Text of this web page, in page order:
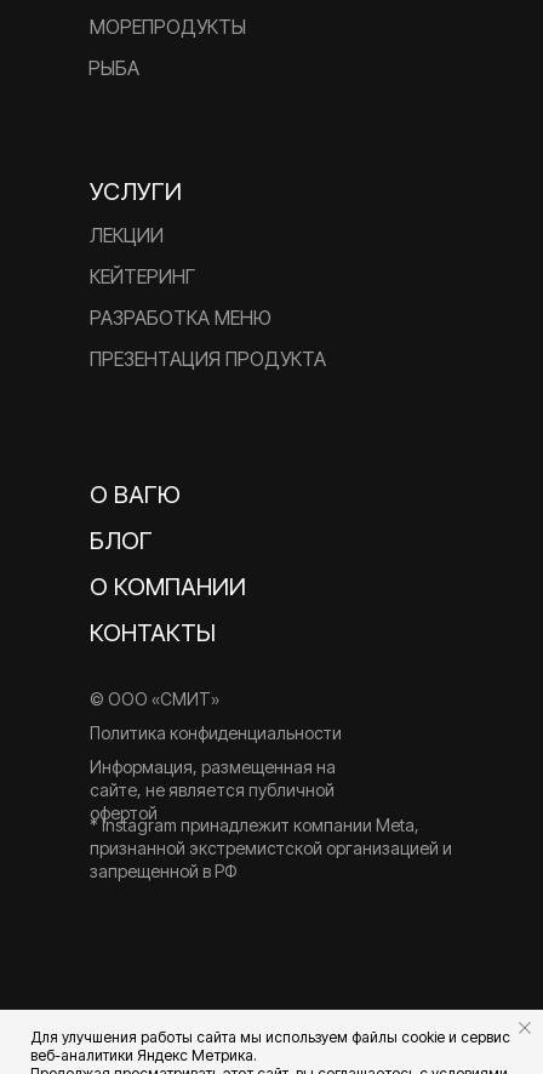
© ООО «СМИТ»
Информация, размещенная на
сайте, не является публичной
офертой
Политика конфиденциальности
* Instagram принадлежит компании Meta,
признанной экстремистской организацией и
запрещенной в РФ
МОРЕПРОДУКТЫ
РЫБА
УСЛУГИ
КЕЙТЕРИНГ
РАЗРАБОТКА МЕНЮ
ПРЕЗЕНТАЦИЯ ПРОДУКТА
ЛЕКЦИИ
О КОМПАНИИ
КОНТАКТЫ
О ВАГЮ
БЛОГ
Для улучшения работы сайта мы используем файлы cookie и сервис
веб-аналитики Яндекс Метрика.